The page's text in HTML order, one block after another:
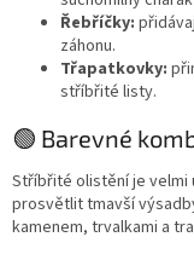
Řebříčky:
záhonu.
Třapatkovky:
stříbřité listy.
🟢 Barevné
Stříbřité olistění je velmi
prosvětlit tmavší
kamenem, trvalkami a